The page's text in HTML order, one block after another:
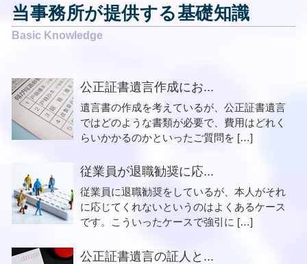
当事務所が提供する基礎知識
公正証書遺言作成にお...
遺言書の作成を考えているが、公正証書遺言
ではどのような書類が必要で、費用はどれく
らいかかるのかといったご質問を […]
従業員が退職勧奨に応...
従業員に退職勧奨をしているが、本人がそれ
に応じてくれないというのはよくあるケース
です。こういったケースで強引に […]
公正証書遺言の証人と...